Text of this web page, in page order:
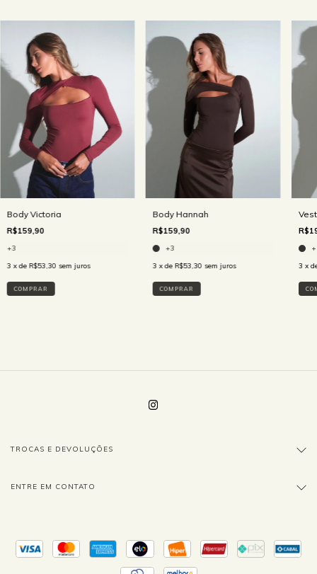
Body Victoria
R$159,90
+3
3 x de R$53,30 sem juros
COMPRAR
Body Hannah
R$159,90
+3
3 x de R$53,30 sem juros
COMPRAR
3 x
TROCAS E DEVOLUÇÕES
ENTRE EM CONTATO